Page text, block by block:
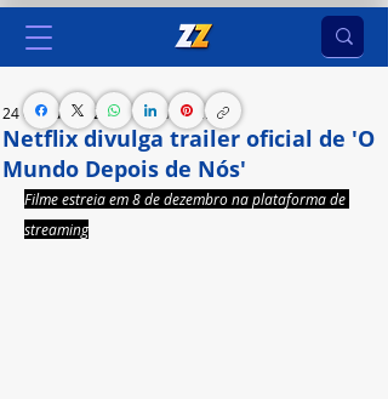
Netflix divulga trailer oficial de 'O
Mundo Depois de Nós'
24 de out. de 2023 1 min de leitura
Filme estreia em 8 de dezembro na plataforma de
streaming